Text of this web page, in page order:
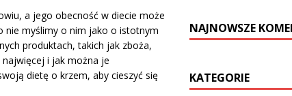
a jego obecność w diecie może
nie myślimy o nim jako o istotnym
produktach, takich jak zboża,
i jak można je
dietę o krzem, aby cieszyć się
NAJNOWSZE
KATEGORIE